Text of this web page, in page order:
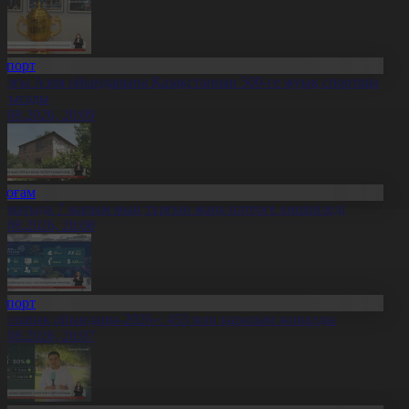
Азия ойындарына Қазақстаннан 500-ге жуық спортшы
20:09
7 жарым мың тұрғын жаңа пәтерге көшіріледі
20:08
ойындары-2026»: 453 млн қаралым жиналды
20:07